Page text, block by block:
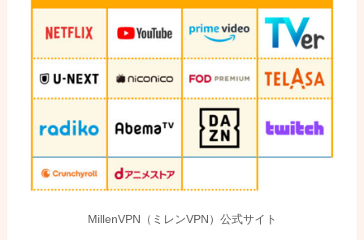
MillenVPN（ミレンVPN）公式サイト